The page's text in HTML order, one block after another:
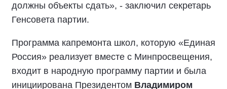
должны объекты сдать», - заключил секретарь
Генсовета партии.
Программа капремонта школ, которую «Единая
Россия» реализует вместе с Минпросвещения,
входит в народную программу партии и была
инициирована Президентом Владимиром